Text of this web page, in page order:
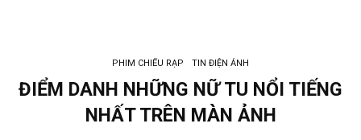
PHIM CHIẾU RẠP TIN ĐIỆN ẢNH
ĐIỂM DANH NHỮNG NỮ TU NỔI TIẾNG
NHẤT TRÊN MÀN ẢNH